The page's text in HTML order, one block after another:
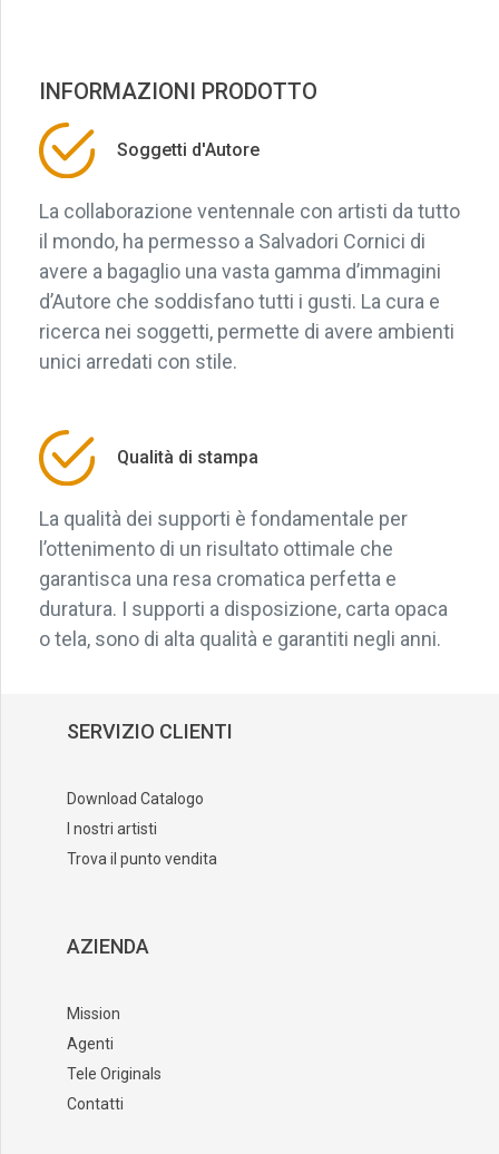
INFORMAZIONI PRODOTTO
Soggetti d'Autore
La collaborazione ventennale con artisti da tutto
il mondo, ha permesso a Salvadori Cornici di
avere a bagaglio una vasta gamma d’immagini
d’Autore che soddisfano tutti i gusti. La cura e
ricerca nei soggetti, permette di avere ambienti
unici arredati con stile.
Qualità di stampa
La qualità dei supporti è fondamentale per
l’ottenimento di un risultato ottimale che
garantisca una resa cromatica perfetta e
duratura. I supporti a disposizione, carta opaca
o tela, sono di alta qualità e garantiti negli anni.
SERVIZIO CLIENTI
Download Catalogo
I nostri artisti
Trova il punto vendita
AZIENDA
Mission
Agenti
Tele Originals
Contatti